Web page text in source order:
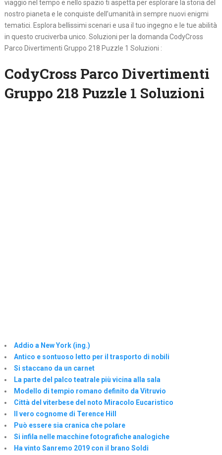
viaggio nel tempo e nello spazio ti aspetta per esplorare la storia del
nostro pianeta e le conquiste dell’umanità in sempre nuovi enigmi
tematici. Esplora bellissimi scenari e usa il tuo ingegno e le tue abilità
in questo cruciverba unico. Soluzioni per la domanda CodyCross
Parco Divertimenti Gruppo 218 Puzzle 1 Soluzioni :
CodyCross Parco Divertimenti
Gruppo 218 Puzzle 1 Soluzioni
Addio a New York (ing.)
Antico e sontuoso letto per il trasporto di nobili
Si staccano da un carnet
La parte del palco teatrale più vicina alla sala
Modello di tempio romano definito da Vitruvio
Città del viterbese del noto Miracolo Eucaristico
Il vero cognome di Terence Hill
Può essere sia cranica che polare
Si infila nelle macchine fotografiche analogiche
Ha vinto Sanremo 2019 con il brano Soldi